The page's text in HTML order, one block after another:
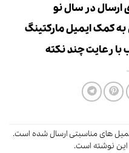
ارسال در سال نو
به کمک ایمیل مارکتینگ
رعایت چند نکته
های مناسبتیارسال شده است.
نوشته است.